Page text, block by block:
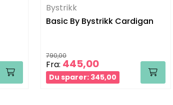
Bystrikk
Basic By Bystrikk Cardigan
790,00
Fra: 445,00
Du sparer: 345,00